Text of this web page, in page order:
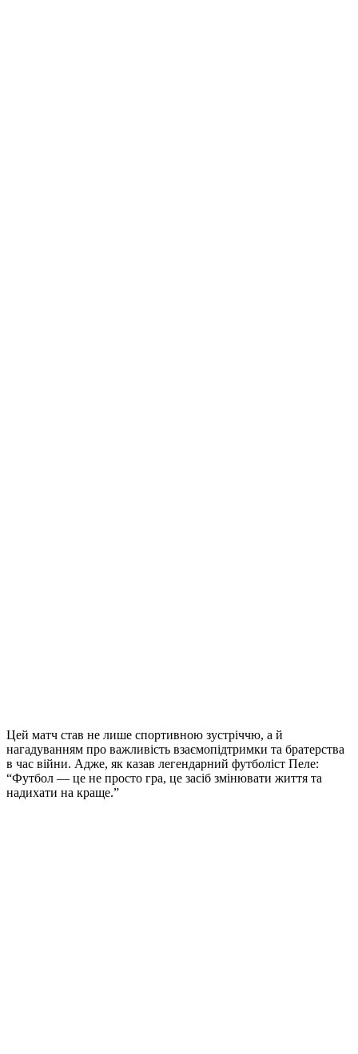
Цей матч став не лише спортивною зустріччю, а й
нагадуванням про важливість взаємопідтримки та братерства
в час війни. Адже, як казав легендарний футболіст Пеле:
“Футбол — це не просто гра, це засіб змінювати життя та
надихати на краще.”